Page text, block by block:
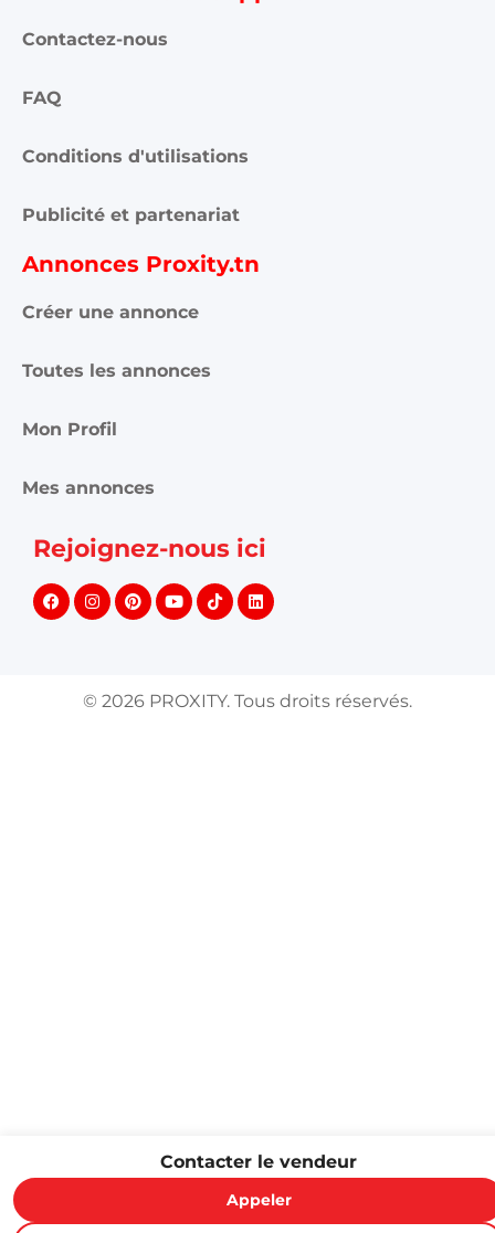
Contacter le vendeur
Appeler
Contactez-nous
FAQ
Conditions d'utilisations
Publicité et partenariat
Annonces Proxity.tn
Créer une annonce
Toutes les annonces
Mon Profil
Mes annonces
Rejoignez-nous ici
© 2026 PROXITY. Tous droits réservés.